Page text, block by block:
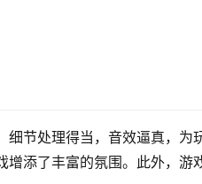
细节处理得当，音效逼真，为
增添了丰富的氛围。此外，游